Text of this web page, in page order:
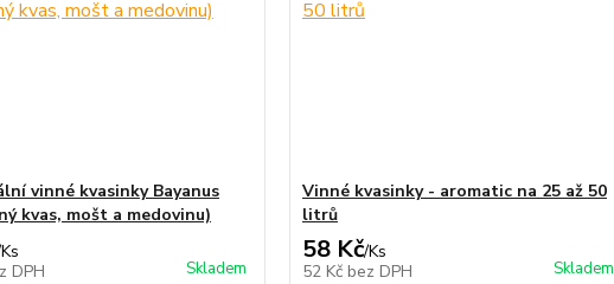
vinné kvasinky Bayanus
kvas, mošt a medovinu)
Ks
DPH Skladem
Vinné kvasinky - aromatic na 25 až 50
litrů
58 Kč/Ks
52 Kč bez DPH Skladem